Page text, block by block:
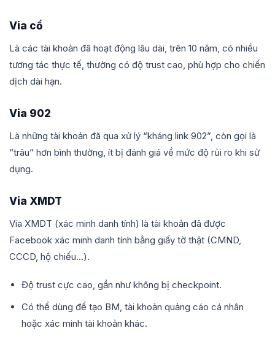
Via cổ
Là các tài khoản đã hoạt động lâu dài, trên 10 năm, có nhiều
tương tác thực tế, thường có độ trust cao, phù hợp cho chiến
dịch dài hạn.
Via 902
Là những tài khoản đã qua xử lý “kháng link 902”, còn gọi là
“trâu” hơn bình thường, ít bị đánh giá về mức độ rủi ro khi sử
dụng.
Via XMDT
Via XMDT (xác minh danh tính) là tài khoản đã được
Facebook xác minh danh tính bằng giấy tờ thật (CMND,
CCCD, hộ chiếu…).
Độ trust cực cao, gần như không bị checkpoint.
Có thể dùng để tạo BM, tài khoản quảng cáo cá nhân
hoặc xác minh tài khoản khác.